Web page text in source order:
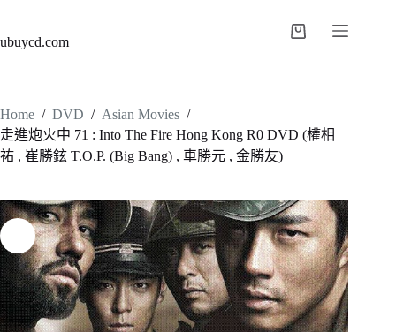
ubuycd.com
Home / DVD / Asian Movies /
走進炮火中 71 : Into The Fire Hong Kong R0 DVD (權相
祐 , 崔勝鉉 T.O.P. (Big Bang) , 車勝元 , 金勝友)